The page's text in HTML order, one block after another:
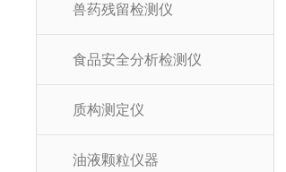
兽药残留检测仪
食品安全分析检测仪
质构测定仪
油液颗粒仪器